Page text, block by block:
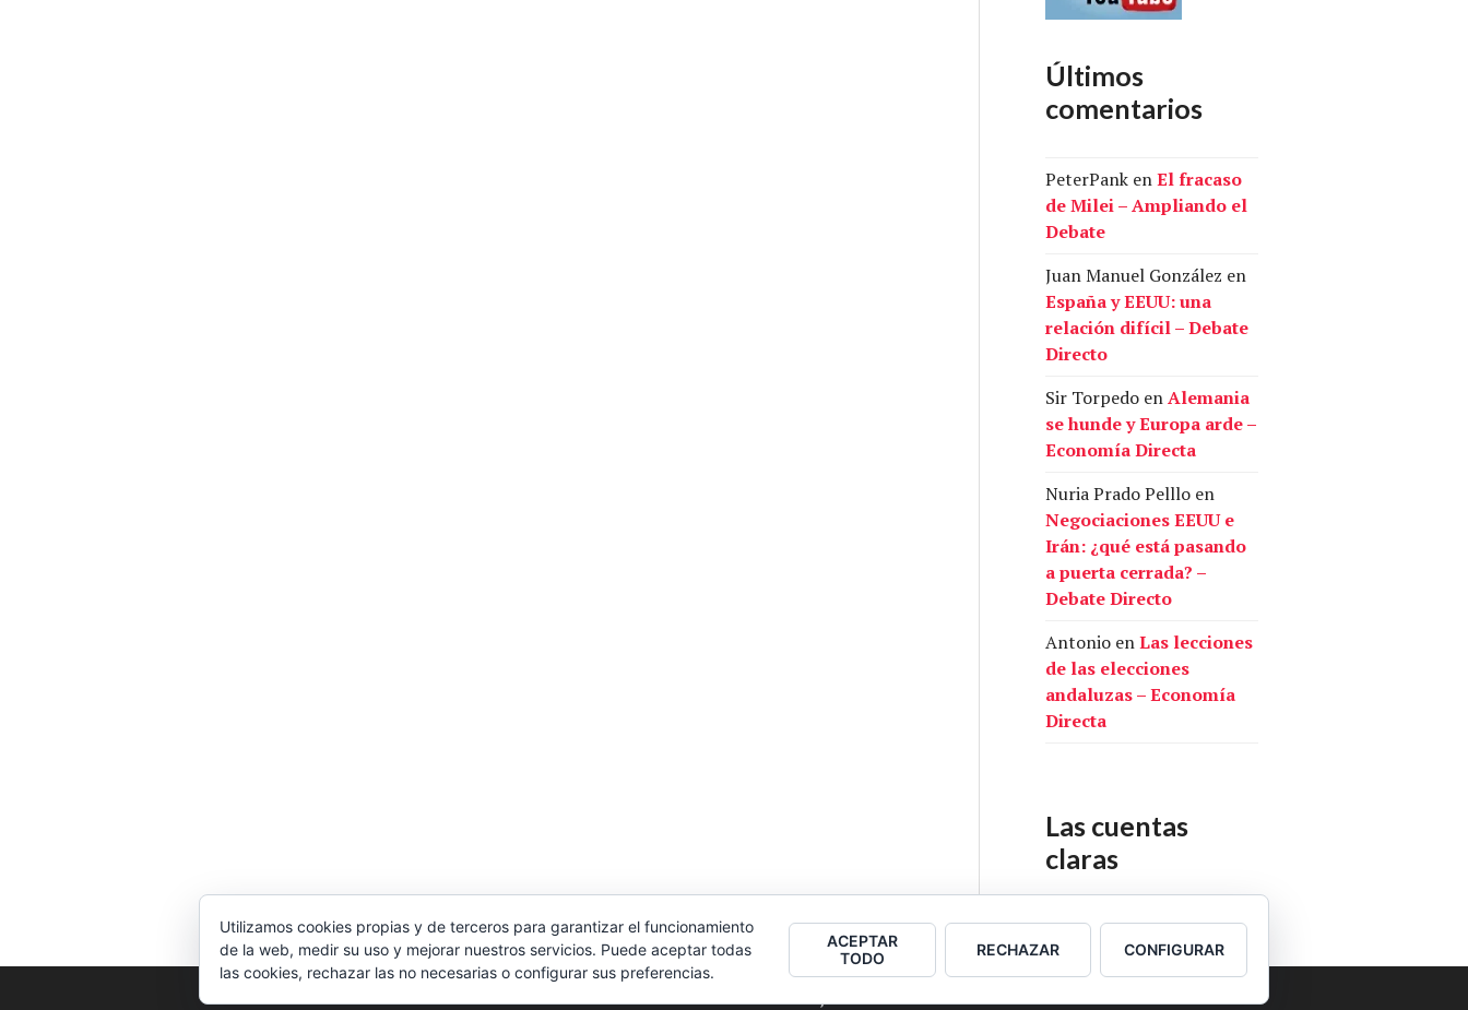
Últimos
comentarios
PeterPank enEl fracaso
de Milei – Ampliando el
Debate
Juan Manuel González en
España y EEUU: una
relación difícil – Debate
Directo
Sir Torpedo enAlemania
se hunde y Europa arde –
Economía Directa
Nuria Prado Pelllo en
Negociaciones EEUU e
Irán: ¿qué está pasando
a puerta cerrada? –
Debate Directo
Antonio enLas lecciones
de las elecciones
andaluzas – Economía
Directa
Las cuentas
claras
Nuestras cuentas
2026 Colectivo Burbuja
Utilizamos cookies propias y de terceros para garantizar el funcionamiento
de la web, medir su uso y mejorar nuestros servicios. Puede aceptar todas
las cookies, rechazar las no necesarias o configurar sus preferencias.
ACEPTAR
TODO
RECHAZAR CONFIGURAR